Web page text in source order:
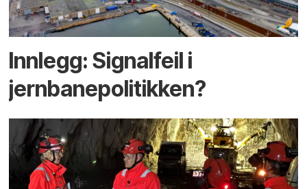
Innlegg: Signalfeil i
jernbanepolitikken?